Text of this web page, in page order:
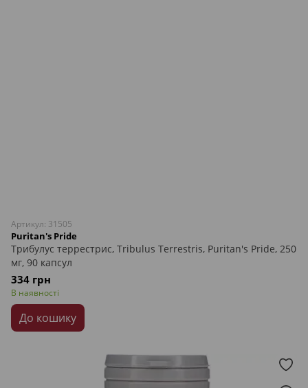
Артикул: 31505
Puritan's Pride
Трибулус террестрис, Tribulus Terrestris, Puritan's Pride, 250
мг, 90 капсул
334 грн
В наявності
До кошику